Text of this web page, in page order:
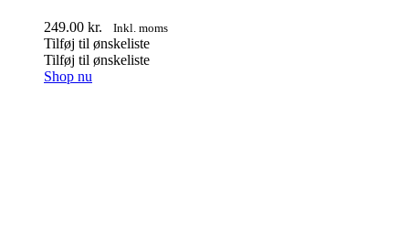
249.00 kr. Inkl. moms
Tilføj til ønskeliste
Tilføj til ønskeliste
Shop nu